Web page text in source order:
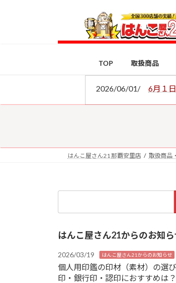
ス
ン
TOP 取扱商品
2026/06/01/ 6月１
はんこ屋さん21 那覇安里店 取扱商品
はんこ屋さん21からのお知ら
2026/03/19 はんこ屋さん21からのお知らせ
個人用印鑑の印材（素材）の選
印・銀行印・認印におすすめは？